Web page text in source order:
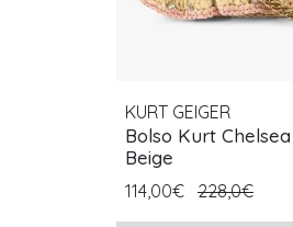
KURT GEIGER
Bolso Kurt
Beige
114,00€ 228,0€